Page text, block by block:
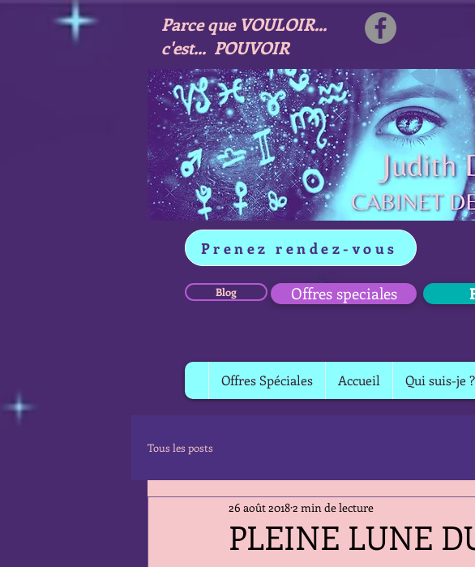
Parce que VOULOIR...
c'est... POUVOIR
Prenez rendez-vous
Blog Offres speciales
Offres Spéciales Accueil Qui suis-je ?
Tous les posts
PLEINE LUNE
26 août 20182 min de lecture